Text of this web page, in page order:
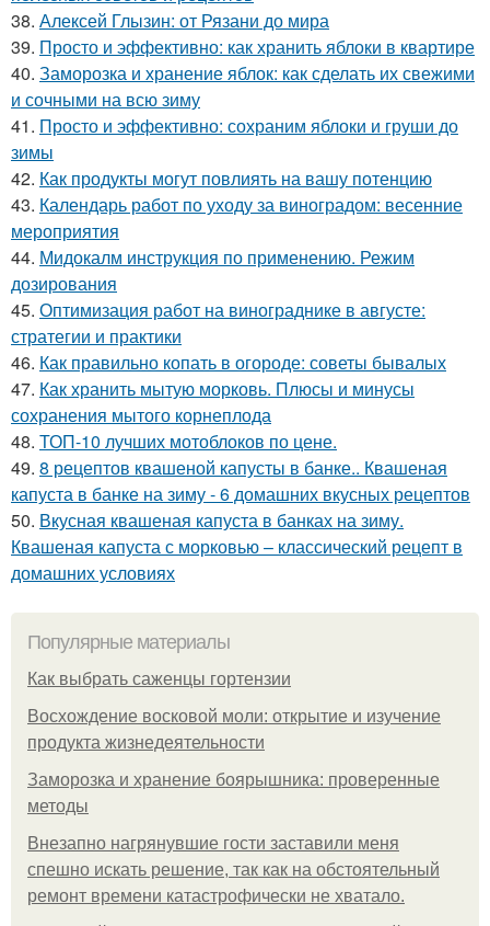
38. Алексей Глызин: от Рязани до мира
39. Просто и эффективно: как хранить яблоки в квартире
40. Заморозка и хранение яблок: как сделать их свежими
и сочными на всю зиму
41. Просто и эффективно: сохраним яблоки и груши до
зимы
42. Как продукты могут повлиять на вашу потенцию
43. Календарь работ по уходу за виноградом: весенние
мероприятия
44. Мидокалм инструкция по применению. Режим
дозирования
45. Оптимизация работ на винограднике в августе:
стратегии и практики
46. Как правильно копать в огороде: советы бывалых
47. Как хранить мытую морковь. Плюсы и минусы
сохранения мытого корнеплода
48. ТОП-10 лучших мотоблоков по цене.
49. 8 рецептов квашеной капусты в банке.. Квашеная
капуста в банке на зиму - 6 домашних вкусных рецептов
50. Вкусная квашеная капуста в банках на зиму.
Квашеная капуста с морковью – классический рецепт в
домашних условиях
Популярные материалы
Как выбрать саженцы гортензии
Восхождение восковой моли: открытие и изучение
продукта жизнедеятельности
Заморозка и хранение боярышника: проверенные
методы
Внезапно нагрянувшие гости заставили меня
спешно искать решение, так как на обстоятельный
ремонт времени катастрофически не хватало.